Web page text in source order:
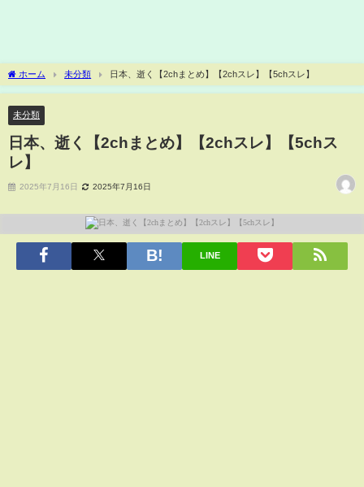
ホーム 未分類 日本、逝く【2chまとめ】【2chスレ】【5chスレ】
未分類
日本、逝く【2chまとめ】【2chスレ】【5chス
レ】
2025年7月16日 2025年7月16日
LINE